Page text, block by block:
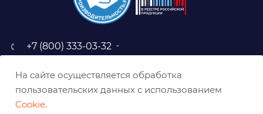
+7 (800) 333-03-32
baz@belabraziv.ru
308009, Россия, г. Белгород,
На сайте осуществляется обработка
пользовательских данных с использованием
Cookie.